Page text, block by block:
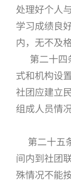
处理好个人
学习成绩良
内，无不及
第二十四
式和机构设
社团应建立
组成人员情
第二十五
间内到社团
殊情况不能